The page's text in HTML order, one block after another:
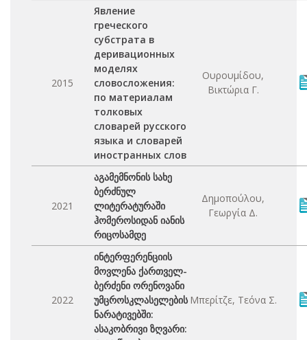
2015
Явление
греческого
субстрата в
деривационных
моделях
словосложения:
по материалам
толковых
словарей русского
языка и словарей
иностранных слов
Ουρουμίδου,
Βικτώρια Γ.
2021
აგამემნონის სახე
ბერძნულ
ლიტერატურაში
ჰომეროსიდან იანის
რიცოსამდე
Δημοπούλου,
Γεωργία Δ.
2022
ინტერფერენციის
მოვლენა ქართველ-
ბერძენი ორენოვანი
უმცროსკლასელების
ნარატივებში:
ასაკობრივი ზღვარი:
Μπερίτζε, Τεόνα Σ.